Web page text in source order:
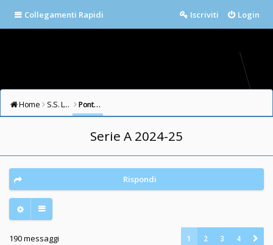
Collegamenti Rapidi Login
Iscriviti
Home S.S. LAZIO FORUM Ponte Milvio
Serie A 2024-25
Rispondi
190 messaggi 1 2 3 4